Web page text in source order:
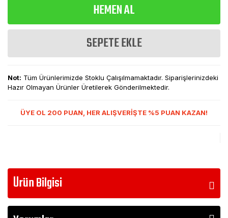
HEMEN AL
SEPETE EKLE
Not: Tüm Ürünlerimizde Stoklu Çalışılmamaktadır. Siparişlerinizdeki
Hazır Olmayan Ürünler Üretilerek Gönderilmektedir.
ÜYE OL 200 PUAN, HER ALIŞVERİŞTE %5 PUAN KAZAN!
Ürün Bilgisi